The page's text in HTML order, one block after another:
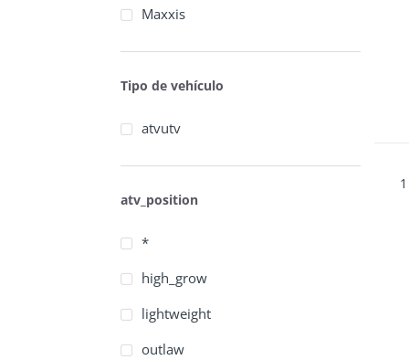
Maxxis
Tipo de vehículo
atvutv
atv_position
*
high_grow
lightweight
outlaw